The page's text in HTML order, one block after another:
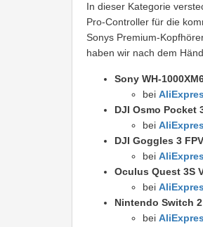
In dieser Kategorie
Pro-Controller für die
Sonys Premium-
haben wir nach dem
Sony WH-
bei
DJI Osmo Pocket
bei
DJI Goggles 3
bei
Oculus Quest 3S
bei
Nintendo Switch 2
bei